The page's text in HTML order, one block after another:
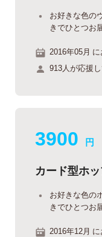
お好きな色の
きでひとつお
2016年05月 に
913人が応援し
3900 円
カード型ホ
お好きな色の
きでひとつお
2016年12月 に